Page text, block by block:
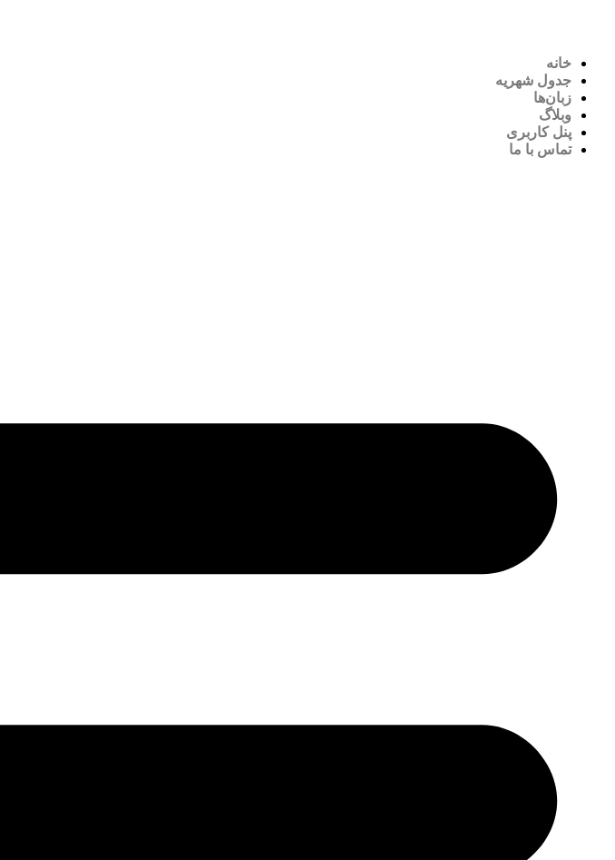
خانه
جدول شهریه
زبان‌ها
وبلاگ
پنل کاربری
تماس با ما